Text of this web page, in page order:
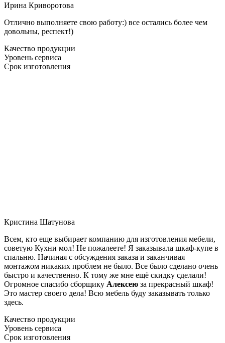
Ирина Криворотова
Отлично выполняете свою работу:) все остались более чем
довольны, респект!)
Качество продукции
Уровень сервиса
Срок изготовления
Кристина Шатунова
Всем, кто еще выбирает компанию для изготовления мебели,
советую Кухни мол! Не пожалеете! Я заказывала шкаф-купе в
спальню. Начиная с обсуждения заказа и заканчивая
монтажом никаких проблем не было. Все было сделано очень
быстро и качественно. К тому же мне ещё скидку сделали!
Огромное спасибо сборщику Алексею за прекрасный шкаф!
Это мастер своего дела! Всю мебель буду заказывать только
здесь.
Качество продукции
Уровень сервиса
Срок изготовления